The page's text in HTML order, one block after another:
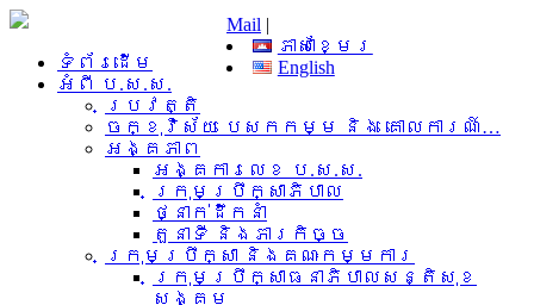
Mail |
ភាសាខ្មែរ
English
ទំព័រដើម
អំពី​ ប.ស.ស.
ប្រវត្តិ
ចក្ខុវិស័យ បេសកកម្ម និង គោលការណ៍…
អង្គភាព
អង្គការលេខ ប.ស.ស.
ក្រុមប្រឹក្សាភិបាល
ថ្នាក់ដឹកនាំ
តួនាទី និងភារកិច្ច
ក្រុមប្រឹក្សា និងគណៈកម្មការ
ក្រុមប្រឹក្សាធនាភិបាលសន្តិសុខ
សង្គម